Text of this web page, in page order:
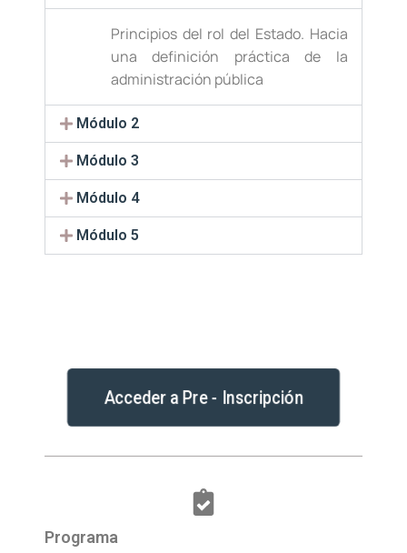
Principios del rol del Estado. Hacia
una definición práctica de la
administración pública
Módulo 2
Módulo 3
Módulo 4
Módulo 5
Acceder a Pre - Inscripción
Programa